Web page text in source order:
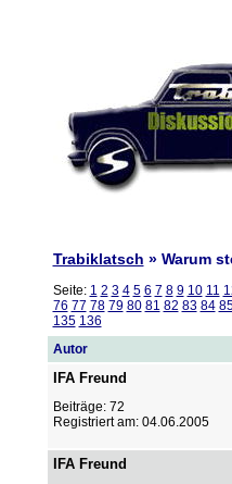
Trabiklatsch » Warum
Seite: 1 2 3 4 5 6 7 8 9 10 11
76 77 78 79 80 81 82 83 84
135 136
Autor
IFA Freund
Beiträge: 72
Registriert am: 04.06.2005
IFA Freund